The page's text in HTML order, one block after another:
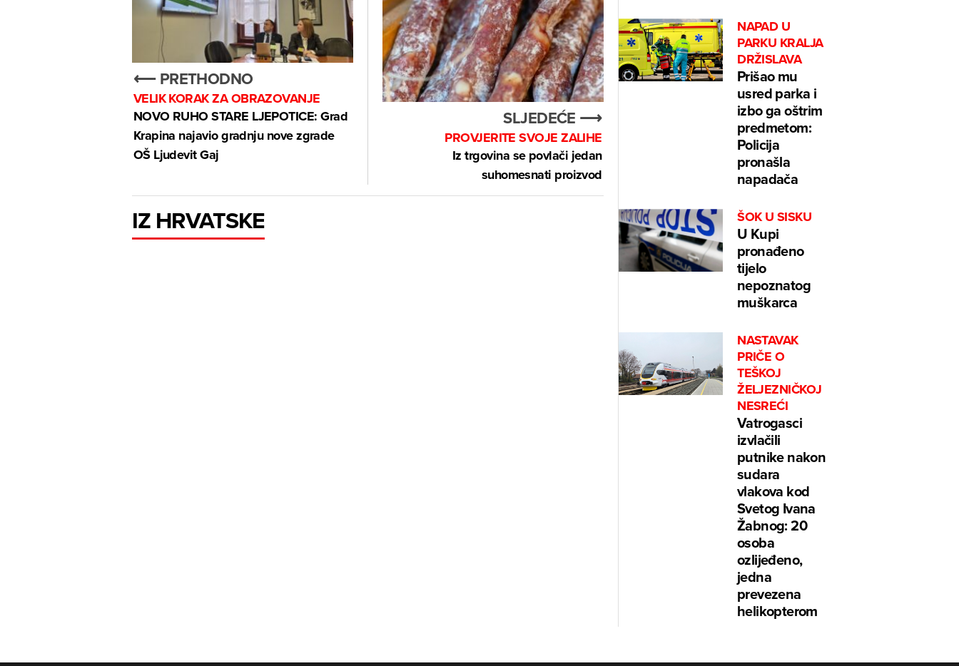
⟵ PRETHODNO
VELIK KORAK ZA OBRAZOVANJE
NOVO RUHO STARE LJEPOTICE: Grad
Krapina najavio gradnju nove zgrade
OŠ Ljudevit Gaj
SLJEDEĆE ⟶
PROVJERITE SVOJE ZALIHE
Iz trgovina se povlači jedan
suhomesnati proizvod
IZ HRVATSKE
NAPAD U
PARKU KRALJA
DRŽISLAVA
Prišao mu
usred parka i
izbo ga oštrim
predmetom:
Policija
pronašla
napadača
ŠOK U SISKU
U Kupi
pronađeno
tijelo
nepoznatog
muškarca
NASTAVAK
PRIČE O
TEŠKOJ
ŽELJEZNIČKOJ
NESREĆI
Vatrogasci
izvlačili
putnike nakon
sudara
vlakova kod
Svetog Ivana
Žabnog: 20
osoba
ozlijeđeno,
jedna
prevezena
helikopterom